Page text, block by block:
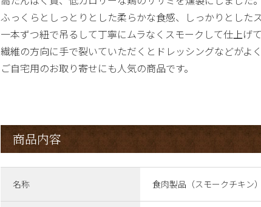
ふっくらとしっとりとした柔らかな食感、しっかりとした
一本ずつ紐で吊るして丁寧にムラなくスモークして仕上げて
繊維の方向に手で裂いていただくとドレッシングなどがよ
ご自宅用のお取り寄せにも人気の商品です。
商品内容
名称 食肉製品（スモークチキン）